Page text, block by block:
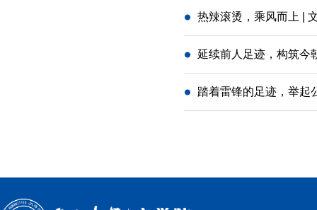
热辣滚烫，乘风而上 |
延续前人足迹，构筑今
踏着雷锋的足迹，举